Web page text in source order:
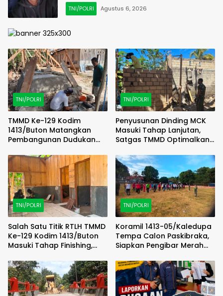
TNI/POLRI Agustus 6, 2026
TNI/POLRI
TMMD Ke-129 Kodim
1413/Buton Matangkan
Pembangunan Dudukan
Kualitas Air Bersih
TNI/POLRI
Penyusunan Dinding MCK
Masuki Tahap Lanjutan,
Satgas TMMD Optimalkan
TNI/POLRI
Salah Satu Titik RTLH TMMD
Ke-129 Kodim 1413/Buton
Masuki Tahap Finishing,
Nyata
TNI/POLRI
Koramil 1413-05/Kaledupa
Tempa Calon Paskibraka,
Siapkan Pengibar Merah
Disiplin